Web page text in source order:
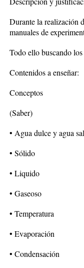
Durante la realización
manuales de
Todo ello buscando
Contenidos a enseñar:
Conceptos
(Saber)
• Agua dulce y agua
• Sólido
• Liquido
• Gaseoso
• Temperatura
• Evaporación
• Condensación